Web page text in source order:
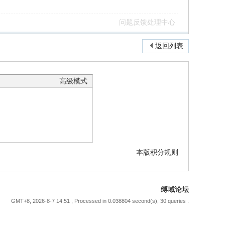
问题反馈处理中心
返回列表
高级模式
本版积分规则
缚域论坛
GMT+8, 2026-8-7 14:51 , Processed in 0.038804 second(s), 30 queries .